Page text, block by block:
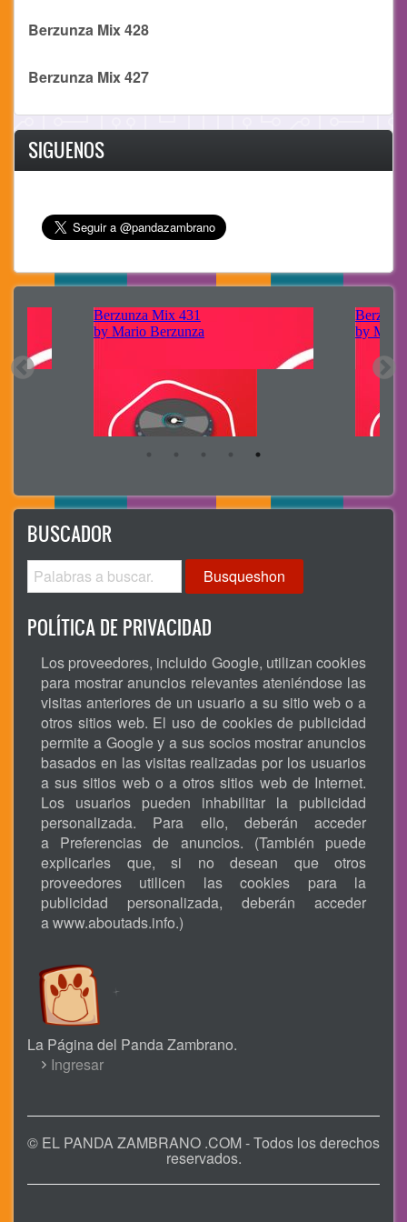
Berzunza Mix 428
Berzunza Mix 427
SIGUENOS
BUSCADOR
Busqueshon
POLÍTICA DE PRIVACIDAD
Los proveedores, incluido Google, utilizan cookies
para mostrar anuncios relevantes ateniéndose las
visitas anteriores de un usuario a su sitio web o a
otros sitios web. El uso de cookies de publicidad
permite a Google y a sus socios mostrar anuncios
basados en las visitas realizadas por los usuarios
a sus sitios web o a otros sitios web de Internet.
Los usuarios pueden inhabilitar la publicidad
personalizada. Para ello, deberán acceder
a Preferencias de anuncios. (También puede
explicarles que, si no desean que otros
proveedores utilicen las cookies para la
publicidad personalizada, deberán acceder
a www.aboutads.info.)
La Página del Panda Zambrano.
USER
MENU
Ingresar
© EL PANDA ZAMBRANO .COM - Todos los derechos
reservados.